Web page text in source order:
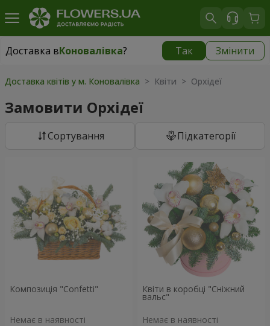
Доставка вКоновалівка? Так Змінити
Доставка вКоновалівка|
Доставка квітів у м. Коновалівка > Квіти > Орхідеї
Замовити Орхідеї
Сортування Підкатегорії
Композиція "Confetti"
Немає в наявності
Квіти в коробці "Сніжний
вальс"
Немає в наявності